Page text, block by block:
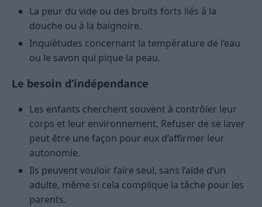
La peur du vide ou des bruits forts liés à la
douche ou à la baignoire.
Inquiétudes concernant la température de l’eau
ou le savon qui pique la peau.
Le besoin d’indépendance
Les enfants cherchent souvent à contrôler leur
corps et leur environnement. Refuser de se laver
peut être une façon pour eux d’affirmer leur
autonomie.
Ils peuvent vouloir faire seul, sans l’aide d’un
adulte, même si cela complique la tâche pour les
parents.